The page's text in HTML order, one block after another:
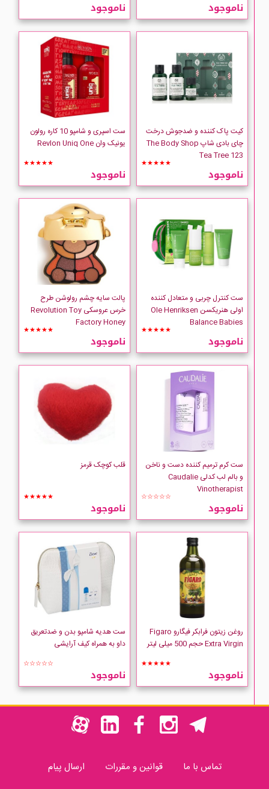
ناموجود ناموجود
کیت پاک کننده و ضدجوش درخت
چای بادی شاپ The Body Shop
Tea Tree 123
★★★★★
ناموجود
ست اسپری و شامپو 10 کاره رولون
یونیک وان Revlon Uniq One
★★★★★
ناموجود
ست کنترل چربی و متعادل کننده
اولی هنریکسن Ole Henriksen
Balance Babies
★★★★★
ناموجود
پالت سایه چشم رولوشن طرح
خرس عروسکی Revolution Toy
Factory Honey
★★★★★
ناموجود
ست کرم ترمیم کننده دست و ناخن
و بالم لب کدلی Caudalie
Vinotherapist
☆☆☆☆☆
ناموجود
قلب کوچک قرمز
★★★★★
ناموجود
روغن زیتون فرابکر فیگارو Figaro
Extra Virgin حجم 500 میلی لیتر
★★★★★
ناموجود
ست هدیه شامپو بدن و ضدتعریق
داو به همراه کیف آرایشی
☆☆☆☆☆
ناموجود
تماس با ما قوانین و مقررات ارسال پیام